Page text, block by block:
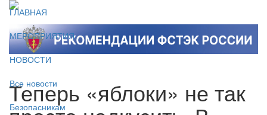
ГЛАВНАЯ
МЕРОПРИЯТИЯ
НОВОСТИ
Все новости
Безопасникам
Теперь «яблоки» не так